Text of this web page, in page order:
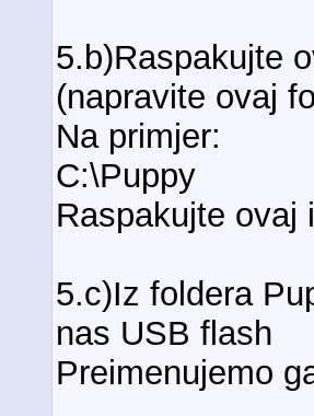
5.b)Raspakujte
(napravite ovaj
Na primjer:
C:\Puppy
Raspakujte ovaj
5.c)Iz foldera
nas USB flash
Preimenujemo